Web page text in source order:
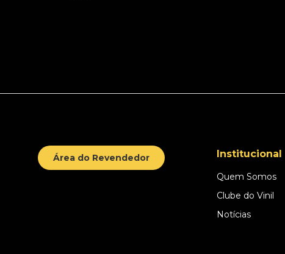
Área do Revendedor Institucional
Quem Somos
Clube do Vinil
Notícias